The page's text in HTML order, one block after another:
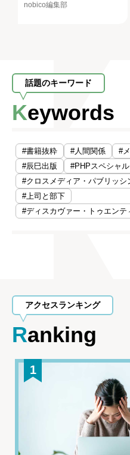
nobico編集部
話題のキーワード
Keywords
#書籍抜粋 #人間関係
#
#辰巳出版
#PHPスペシャル
#クロスメディア・パブリッシ
#上司と部下
#ディスカヴァー・トゥエンテ
アクセスランキング
Ranking
1